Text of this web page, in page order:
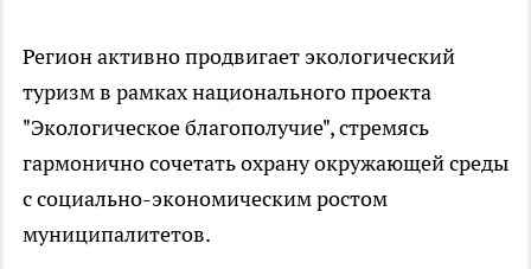
Регион активно продвигает экологический
туризм в рамках национального проекта
"Экологическое благополучие", стремясь
гармонично сочетать охрану окружающей среды
с социально-экономическим ростом
муниципалитетов.